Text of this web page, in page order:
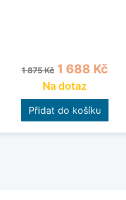
Běžná cena
1 875 Kč Cena
1 688 Kč
Na dotaz
Přidat do košíku